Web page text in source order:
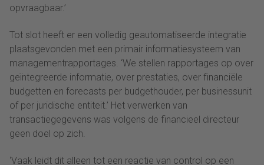
opvraagbaar.’
Tot slot heeft er een volledig geautomatiseerde integratie
plaatsgevonden met een primair informatiesysteem van
managementrapportages. ‘We stellen rapportages op over
geïntegreerde informatie, over prestaties, over financiële
budgetten en forecasts per budgethouder, per businessunit
of per juridische entiteit.’ Het verwerken van
transactiegegevens was volgens de financieel directeur
geen doel op zich.
‘Vaak leidt dit alleen tot een reactie van control op een